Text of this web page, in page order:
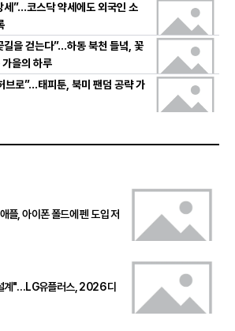
”…코스닥 약세에도 외국인 소
길을 걷는다”…하동 북천 들녘, 꽃
을의 하루
브로”…태피툰, 북미 팬덤 공략 가
플, 아이폰 폴드에 펜 도입 저
계"…LG유플러스, 2026 디